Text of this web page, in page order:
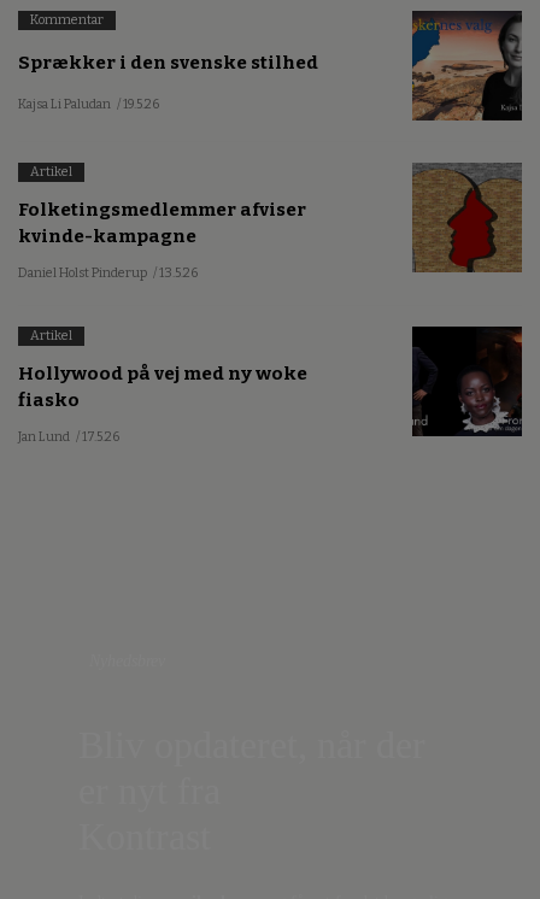
Kommentar
Sprækker i den svenske stilhed
Kajsa Li Paludan / 19.5.26
Artikel
Folketingsmedlemmer afviser
kvinde-kampagne
Daniel Holst Pinderup / 13.5.26
Artikel
Hollywood på vej med ny woke
fiasko
Jan Lund / 17.5.26